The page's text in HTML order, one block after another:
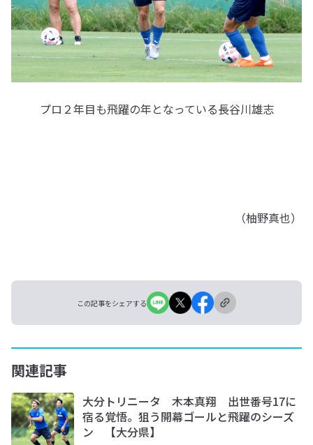
プロ２年目も飛躍の年となっている長谷川雄志
（柚野真也）
この記事をシェアする
関連記事
大分トリニータ 木本真翔 出世番号17に
宿る覚悟。狙う開幕ゴールと飛躍のシーズ
ン 【大分県】